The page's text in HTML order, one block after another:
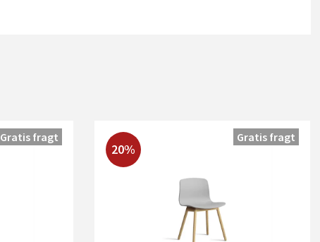
Gratis fragt
20%
Gratis fragt